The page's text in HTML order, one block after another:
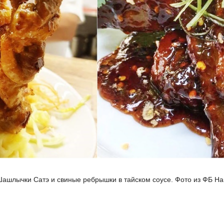
Сатэ и свиные ребрышки в тайском соусе. Фото из ФБ